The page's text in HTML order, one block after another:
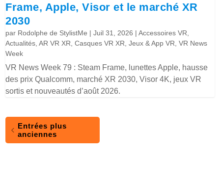
Frame, Apple, Visor et le marché XR
2030
par Rodolphe de StylistMe |Juil 31, 2026 |Accessoires VR
Actualités ,AR VR XR ,Casques VR XR ,Jeux & App VR ,VR News
Week
VR News Week 79 : Steam Frame, lunettes Apple, hausse
des prix Qualcomm, marché XR 2030, Visor 4K, jeux VR
sortis et nouveautés d’août 2026.
Entrées plus
anciennes